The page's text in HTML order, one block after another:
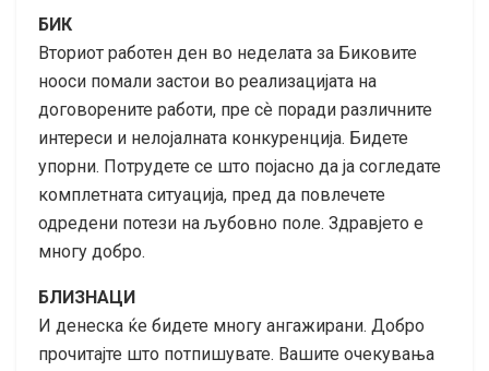
БИК
Вториот работен ден во неделата за Биковите
нооси помали застои во реализацијата на
договорените работи, пре сѐ поради различните
интереси и нелојалната конкуренција. Бидете
упорни. Потрудете се што појасно да ја согледате
комплетната ситуација, пред да повлечете
одредени потези на љубовно поле. Здравјето е
многу добро.
БЛИЗНАЦИ
И денеска ќе бидете многу ангажирани. Добро
прочитајте што потпишувате. Вашите очекувања